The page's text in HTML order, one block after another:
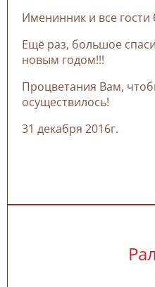
Именинник и все гости
Ещё раз, большое
новым годом!!!
Процветания Вам,
осуществилось!
31 декабря 2016г.